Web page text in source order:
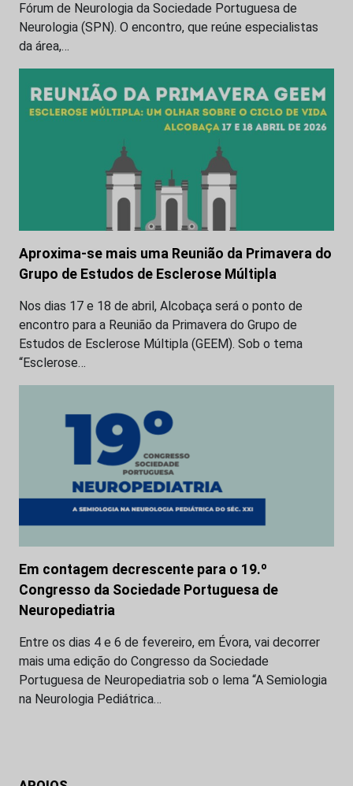
Fórum de Neurologia da Sociedade Portuguesa de
Neurologia (SPN). O encontro, que reúne especialistas
da área,…
Aproxima-se mais uma Reunião da Primavera do
Grupo de Estudos de Esclerose Múltipla
Nos dias 17 e 18 de abril, Alcobaça será o ponto de
encontro para a Reunião da Primavera do Grupo de
Estudos de Esclerose Múltipla (GEEM). Sob o tema
“Esclerose…
Em contagem decrescente para o 19.º
Congresso da Sociedade Portuguesa de
Neuropediatria
Entre os dias 4 e 6 de fevereiro, em Évora, vai decorrer
mais uma edição do Congresso da Sociedade
Portuguesa de Neuropediatria sob o lema “A Semiologia
na Neurologia Pediátrica…